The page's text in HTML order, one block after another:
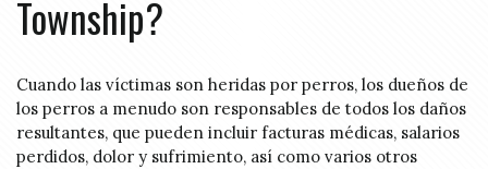
Township?
Cuando las víctimas son heridas por perros, los dueños de
los perros a menudo son responsables de todos los daños
resultantes, que pueden incluir facturas médicas, salarios
perdidos, dolor y sufrimiento, así como varios otros